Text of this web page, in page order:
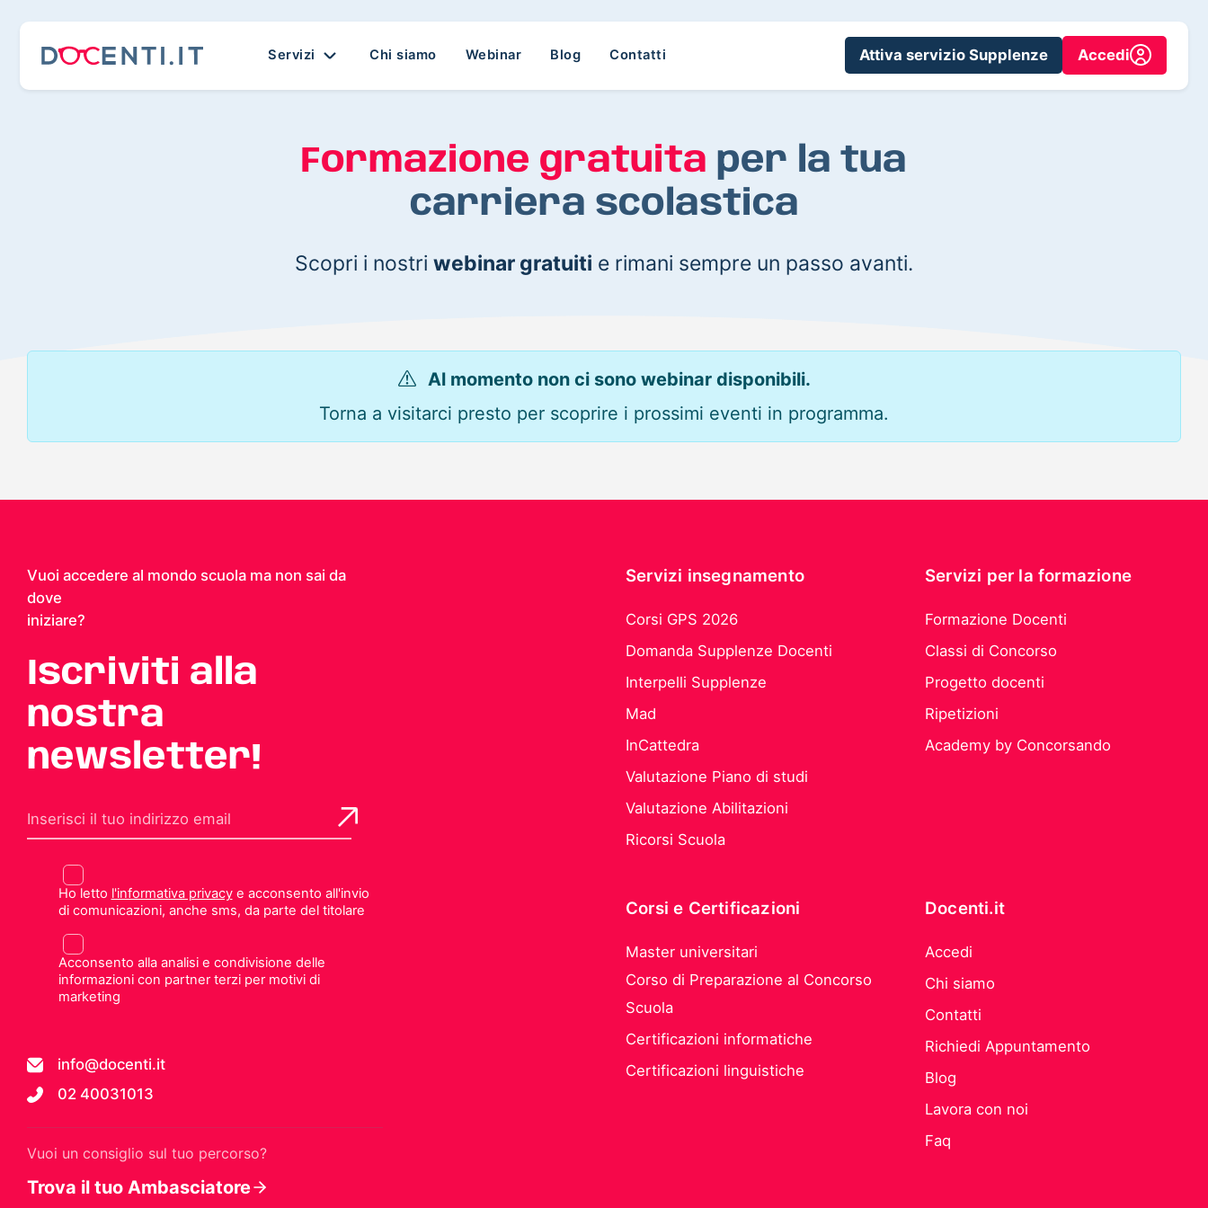
Servizi Chi siamo Webinar Blog Contatti Attiva servizio Supplenze Accedi
Formazione gratuita per la tua
carriera scolastica
Scopri i nostri webinar gratuiti e rimani sempre un passo avanti.
Al momento non ci sono webinar disponibili.
Torna a visitarci presto per scoprire i prossimi eventi in programma.
Vuoi accedere al mondo scuola ma non sai da
dove
iniziare?
Iscriviti alla
nostra
newsletter!
Ho letto l'informativa privacye acconsento all'invio
di comunicazioni, anche sms, da parte del titolare
Acconsento alla analisi e condivisione delle
informazioni con partner terzi per motivi di
marketing
info@docenti.it
02 40031013
Vuoi un consiglio sul tuo percorso?
Trova il tuo Ambasciatore
Servizi insegnamento
Corsi GPS 2026
Domanda Supplenze Docenti
Interpelli Supplenze
Mad
InCattedra
Valutazione Piano di studi
Valutazione Abilitazioni
Ricorsi Scuola
Servizi per la formazione
Formazione Docenti
Classi di Concorso
Progetto docenti
Ripetizioni
Academy by Concorsando
Corsi e Certificazioni
Master universitari
Corso di Preparazione al Concorso
Scuola
Certificazioni informatiche
Certificazioni linguistiche
Docenti.it
Accedi
Chi siamo
Contatti
Richiedi Appuntamento
Blog
Lavora con noi
Faq